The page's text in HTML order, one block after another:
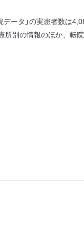
タ」の実患者数は
別の情報のほか、転